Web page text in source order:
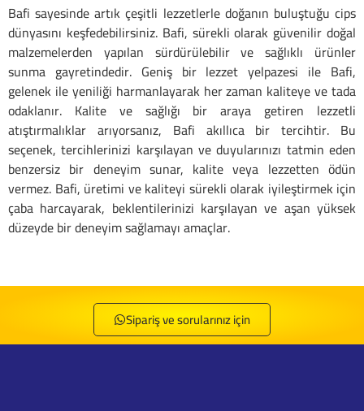
Bafi sayesinde artık çeşitli lezzetlerle doğanın buluştuğu cips
dünyasını keşfedebilirsiniz. Bafi, sürekli olarak güvenilir doğal
malzemelerden yapılan sürdürülebilir ve sağlıklı ürünler
sunma gayretindedir. Geniş bir lezzet yelpazesi ile Bafi,
gelenek ile yeniliği harmanlayarak her zaman kaliteye ve tada
odaklanır. Kalite ve sağlığı bir araya getiren lezzetli
atıştırmalıklar arıyorsanız, Bafi akıllıca bir tercihtir. Bu
seçenek, tercihlerinizi karşılayan ve duyularınızı tatmin eden
benzersiz bir deneyim sunar, kalite veya lezzetten ödün
vermez. Bafi, üretimi ve kaliteyi sürekli olarak iyileştirmek için
çaba harcayarak, beklentilerinizi karşılayan ve aşan yüksek
düzeyde bir deneyim sağlamayı amaçlar.
BAFİ Külah Dökme - 8682644640242
Sipariş ve sorularınız için